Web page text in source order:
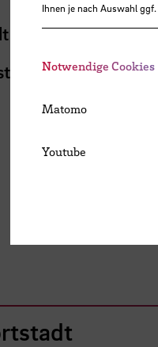
Ihnen je nach Auswahl
Notwendige Cookies
Matomo
Youtube